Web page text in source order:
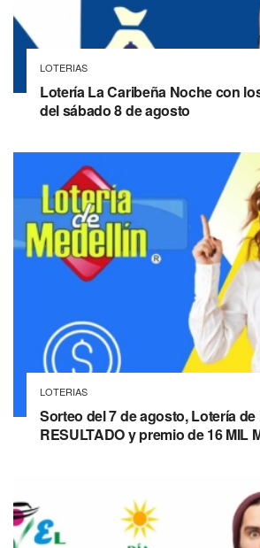
LOTERIAS
Lotería La Caribeña Noche con
del sábado 8 de agosto
LOTERIAS
Sorteo del 7 de agosto, Lotería de
RESULTADO y premio de 16 MIL